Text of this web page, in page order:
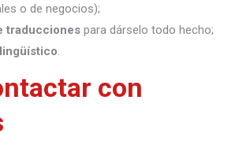
o de negocios);
traducciones para dárselo todo hecho;
.
con